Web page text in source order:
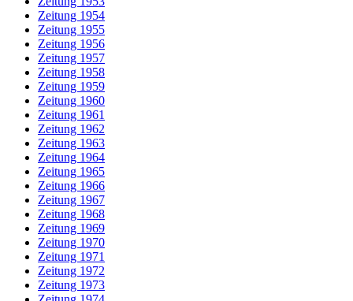
Zeitung 1954
Zeitung 1955
Zeitung 1956
Zeitung 1957
Zeitung 1958
Zeitung 1959
Zeitung 1960
Zeitung 1961
Zeitung 1962
Zeitung 1963
Zeitung 1964
Zeitung 1965
Zeitung 1966
Zeitung 1967
Zeitung 1968
Zeitung 1969
Zeitung 1970
Zeitung 1971
Zeitung 1972
Zeitung 1973